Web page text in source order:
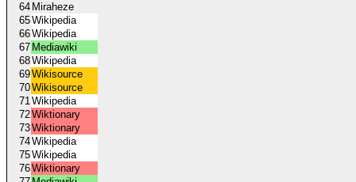
64 Miraheze
65Wikipedia
66Wikipedia
67 Mediawiki
68Wikipedia
69Wikisource
70Wikisource
71Wikipedia
72Wiktionary
73Wiktionary
74Wikipedia
75Wikipedia
76Wiktionary